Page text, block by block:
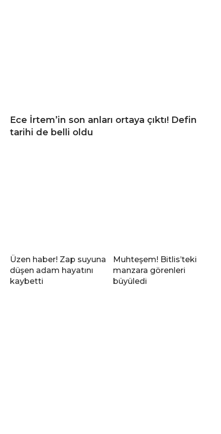
Ece İrtem’in son anları ortaya çıktı! Defin
tarihi de belli oldu
Üzen haber! Zap suyuna
düşen adam hayatını
kaybetti
Muhteşem! Bitlis’teki
manzara görenleri
büyüledi